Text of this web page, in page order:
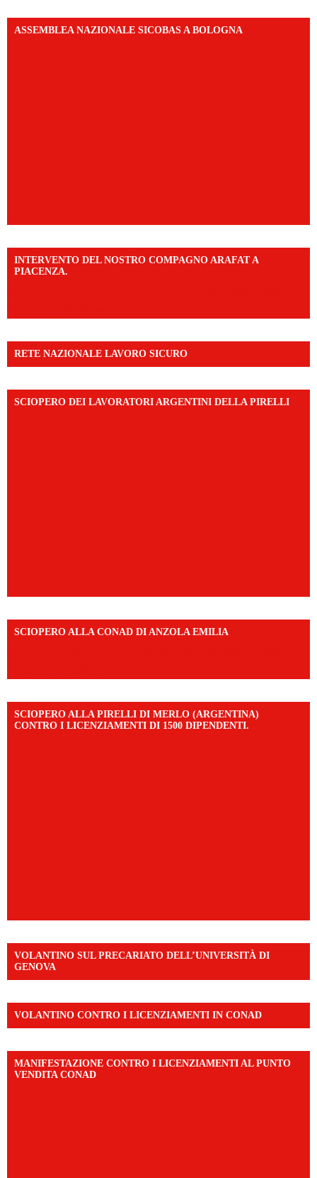
ASSEMBLEA NAZIONALE SICOBAS A BOLOGNA
INTERVENTO DEL NOSTRO COMPAGNO ARAFAT A
PIACENZA.
RETE NAZIONALE LAVORO SICURO
SCIOPERO DEI LAVORATORI ARGENTINI DELLA PIRELLI
SCIOPERO ALLA CONAD DI ANZOLA EMILIA
SCIOPERO ALLA PIRELLI DI MERLO (ARGENTINA)
CONTRO I LICENZIAMENTI DI 1500 DIPENDENTI.
VOLANTINO SUL PRECARIATO DELL’UNIVERSITÀ DI
GENOVA
VOLANTINO CONTRO I LICENZIAMENTI IN CONAD
MANIFESTAZIONE CONTRO I LICENZIAMENTI AL PUNTO
VENDITA CONAD